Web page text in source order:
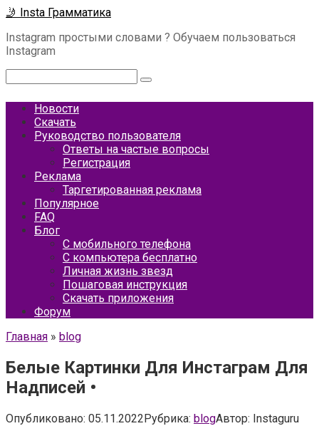
Перейти
контенту
🤳 Insta Грамматика
Instagram простыми словами ? Обучаем пользоваться
Instagram
Новости
Скачать
Руководство пользователя
Ответы на частые вопросы
Регистрация
Реклама
Таргетированная реклама
Популярное
FAQ
Блог
С мобильного телефона
С компьютера бесплатно
Личная жизнь звезд
Пошаговая инструкция
Скачать приложения
Форум
Главная » blog
Белые Картинки Для Инстаграм Для
Надписей •
Опубликовано: 05.11.2022Рубрика: blogАвтор: Instaguru